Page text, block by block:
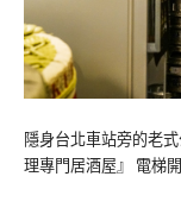
隱身台北車站旁的老
理專門居酒屋』 電梯